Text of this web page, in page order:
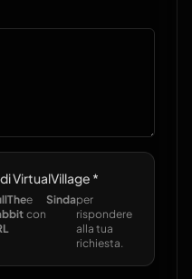
di VirtualVillage *
e
con
Sindaper
rispondere
alla tua
richiesta.